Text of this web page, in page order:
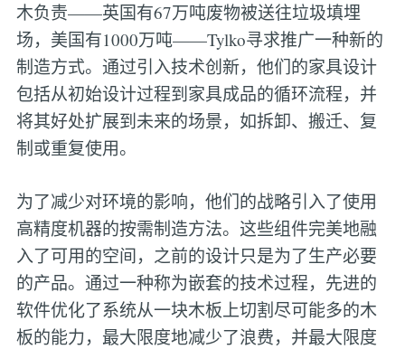
木负责——英国有67万吨废物被送往垃圾填埋
场，美国有1000万吨——Tylko寻求推广一种新的
制造方式。通过引入技术创新，他们的家具设计
包括从初始设计过程到家具成品的循环流程，并
将其好处扩展到未来的场景，如拆卸、搬迁、复
制或重复使用。
为了减少对环境的影响，他们的战略引入了使用
高精度机器的按需制造方法。这些组件完美地融
入了可用的空间，之前的设计只是为了生产必要
的产品。通过一种称为嵌套的技术过程，先进的
软件优化了系统从一块木板上切割尽可能多的木
板的能力，最大限度地减少了浪费，并最大限度